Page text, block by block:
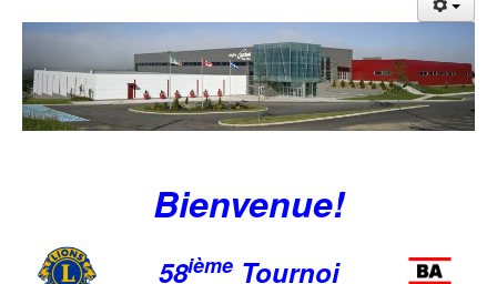
Bienvenue!
58ièmeTournoi